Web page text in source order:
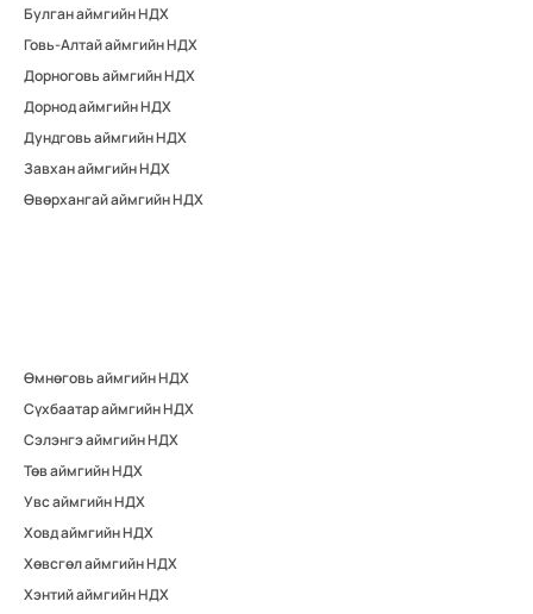
Булган аймгийн НДХ
Говь-Алтай аймгийн НДХ
Дорноговь аймгийн НДХ
Дорнод аймгийн НДХ
Дундговь аймгийн НДХ
Завхан аймгийн НДХ
Өвөрхангай аймгийн НДХ
Өмнөговь аймгийн НДХ
Сүхбаатар аймгийн НДХ
Сэлэнгэ аймгийн НДХ
Төв аймгийн НДХ
Увс аймгийн НДХ
Ховд аймгийн НДХ
Хөвсгөл аймгийн НДХ
Хэнтий аймгийн НДХ